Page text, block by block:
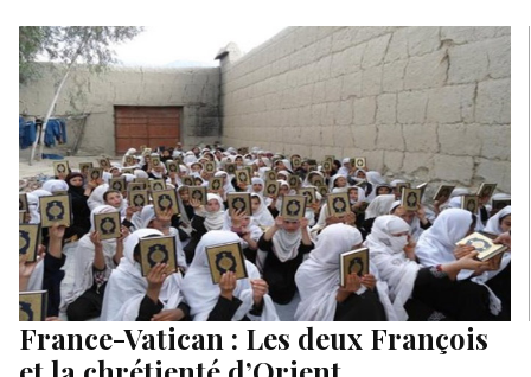
France-Vatican : Les deux François